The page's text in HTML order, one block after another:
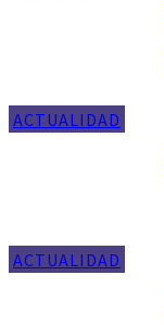
ACTUALIDAD
ACTUALIDAD